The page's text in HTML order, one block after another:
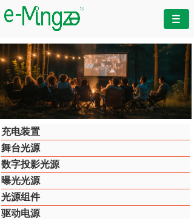
充电装置
舞台光源
数字投影光源
曝光光源
光源组件
驱动电源